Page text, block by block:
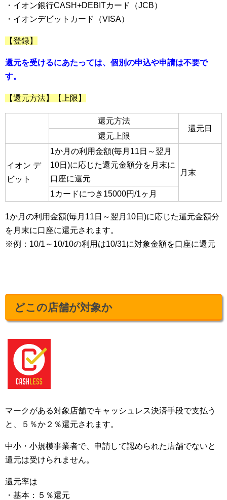
・イオン銀行CASH+DEBITカード（JCB）
・イオンデビットカード（VISA）
【登録】
還元を受けるにあたっては、個別の申込や申請は不要で
す。
【還元方法】【上限】
還元方法
還元日
還元上限
イオン デ
ビット
1か月の利用金額(毎月11日～翌月
10日)に応じた還元金額分を月末に
口座に還元
月末
1カードにつき15000円/1ヶ月
1か月の利用金額(毎月11日～翌月10日)に応じた還元金額分
を月末に口座に還元されます。
※例：10/1～10/10の利用は10/31に対象金額を口座に還元
どこの店舗が対象か
マークがある対象店舗でキャッシュレス決済手段で支払う
と、５％か２％還元されます。
中小・小規模事業者で、申請して認められた店舗でないと
還元は受けられません。
還元率は
・基本：５％還元